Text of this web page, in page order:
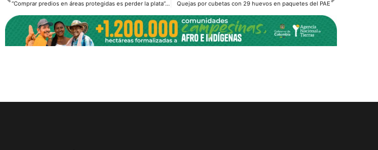
“Comprar predios en áreas protegidas es perder la plata”: Control Físico Quejas por cubetas con 29 huevos en paquetes del PAE